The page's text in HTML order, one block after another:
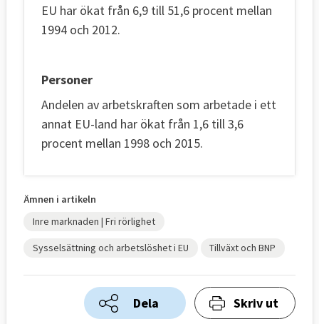
EU har ökat från 6,9 till 51,6 procent mellan
1994 och 2012.
Personer
Andelen av arbetskraften som arbetade i ett
annat EU-land har ökat från 1,6 till 3,6
procent mellan 1998 och 2015.
Ämnen i artikeln
Inre marknaden | Fri rörlighet
Sysselsättning och arbetslöshet i EU Tillväxt och BNP
Dela Skriv ut